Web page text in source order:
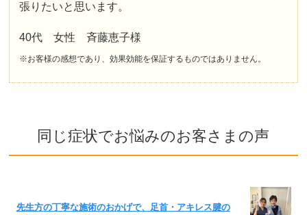
張りたいと思います。
40代 女性 斉藤恵子様
※お客様の感想であり、効果効能を保証するものではありません。
同じ症状でお悩みのお客さまの声
先生方の丁寧な施術のおかげで、足首・アキレス腱の